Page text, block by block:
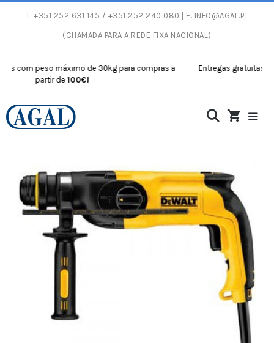
T. +351 252 631 145 / +351 252 240 080 | E. INFO@AGAL.PT
(CHAMADA PARA A REDE FIXA NACIONAL)
peso máximo de 30kg para compras a
partir de100€!
Entregas gratuitas com